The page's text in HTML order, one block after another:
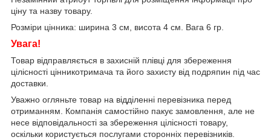
ціну та назву товару.
Розміри цінника: ширина 3 см, висота 4 см. Вага 6 гр.
Увага!
Товар відправляється в захисній плівці для збереження
цілісності цінникотримача та його захисту від подряпин під час
доставки.
Уважно огляньте товар на відділенні перевізника перед
отриманням. Компанія самостійно пакує замовлення, але не
несе відповідальності за збереження цілісності товару,
оскільки користується послугами сторонніх перевізників.